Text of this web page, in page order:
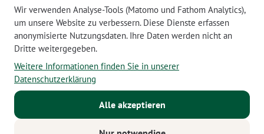
D-10111 Berlin
E-Mail: julia.schneider(at)bundestag.de
Telefon: +49 30 227 70907
Im Wahlkreis Pankow
Wahlkreisbüro Julia Schneider
10437 Berlin
Wir verwenden Analyse-Tools (Matomo und Fathom Analytics),
um unsere Website zu verbessern. Diese Dienste erfassen
anonymisierte Nutzungsdaten. Ihre Daten werden nicht an
Dritte weitergegeben.
Weitere Informationen finden Sie in unserer
Datenschutzerklärung
Alle akzeptieren